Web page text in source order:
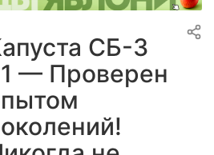
СБ-3
— Проверен